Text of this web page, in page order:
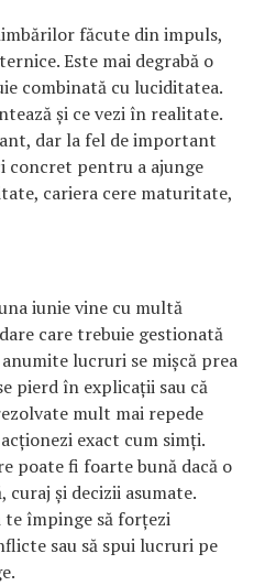
făcute din impuls,
Este mai degrabă o
combinată cu luciditatea.
și ce vezi în realitate.
dar la fel de important
concret pentru a ajunge
cariera cere maturitate,
iunie vine cu multă
care trebuie gestionată
lucruri se mișcă prea
pierd în explicații sau că
mult mai repede
exact cum simți.
poate fi foarte bună dacă o
și decizii asumate.
te împinge să forțezi
sau să spui lucruri pe